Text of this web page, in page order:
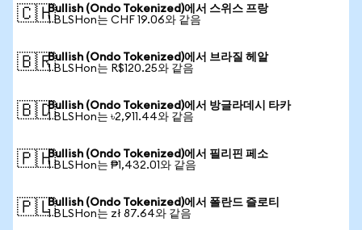
🇨🇭Bullish (Ondo Tokenized)에서 스위스 프랑
1 BLSHon는 CHF 19.06와 같음
🇧🇷Bullish (Ondo Tokenized)에서 브라질 헤알
1 BLSHon는 R$120.25와 같음
🇧🇩Bullish (Ondo Tokenized)에서 방글라데시 타카
1 BLSHon는 ৳2,911.44와 같음
🇵🇭Bullish (Ondo Tokenized)에서 필리핀 페소
1 BLSHon는 ₱1,432.01와 같음
🇵🇱Bullish (Ondo Tokenized)에서 폴란드 즐로티
1 BLSHon는 zł 87.64와 같음